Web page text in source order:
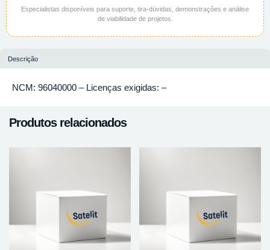
Especialistas disponíveis para suporte, tira-dúvidas, demonstrações e análise
de viabilidade de projetos.
Descrição
NCM: 96040000 – Licenças exigidas: –
Produtos relacionados